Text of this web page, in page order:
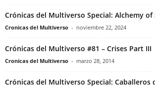
Crónicas del Multiverso Special: Alchemy of
Cronicas del Multiverso - noviembre 22, 2024
Crónicas del Multiverso #81 – Crises Part III
Cronicas del Multiverso - marzo 28, 2014
Crónicas del Multiverso Special: Caballeros